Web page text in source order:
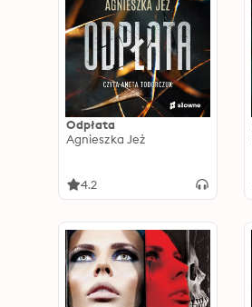
Odpłata
Agnieszka Jeż
4.2